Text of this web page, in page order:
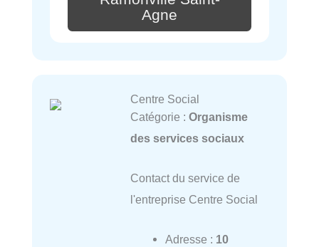
Agne
Centre Social
Catégorie : Organisme
des services sociaux
Contact du service de
l'entreprise Centre Social
Adresse : 10